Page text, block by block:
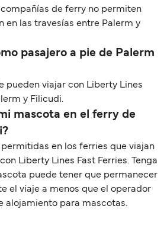
de ferry no permiten
en las travesías entre Palerm y
pasajero a pie de Palerm
pueden viajar con Liberty Lines
y Filicudi.
mascota en el ferry de
en los ferries que viajan
Liberty Lines Fast Ferries. Tenga
puede tener que permanecer
el viaje a menos que el operador
alojamiento para mascotas.